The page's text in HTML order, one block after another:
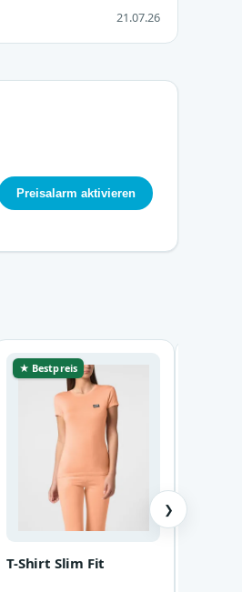
21.07.26
Preisalarm aktivieren
★ Bestpreis
T-Shirt Slim Fit
❯